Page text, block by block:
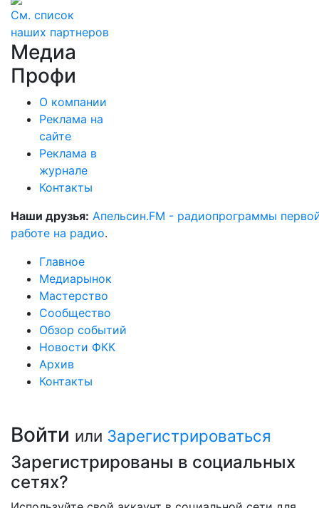
См. список
наших партнеров
Медиа
Профи
О компании
Реклама на
сайте
Реклама в
журнале
Контакты
Наши друзья: Апельсин.FM - радиопрограммы
работе на радио.
Главное
Медиарынок
Мастерство
Сообщество
Обзор событий
Новости ФКК
Архив
Контакты
Войти или Зарегистрироваться
Зарегистрированы в социальных
сетях?